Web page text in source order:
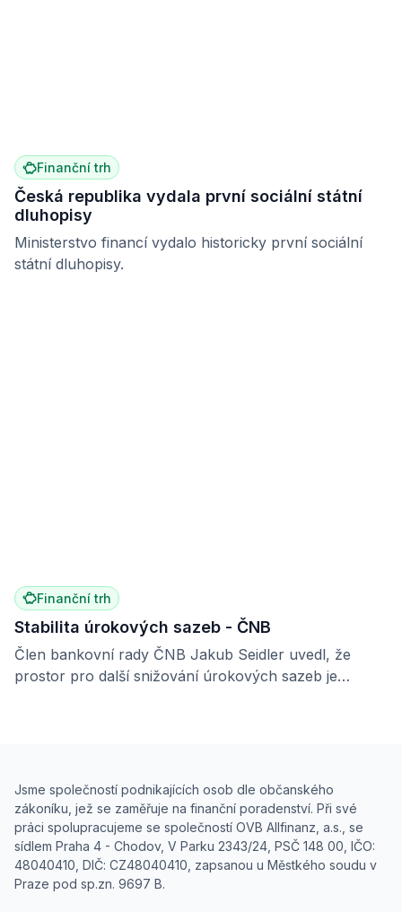
Finanční trh
Česká republika vydala první sociální státní
dluhopisy
Ministerstvo financí vydalo historicky první sociální
státní dluhopisy.
Finanční trh
Stabilita úrokových sazeb - ČNB
Člen bankovní rady ČNB Jakub Seidler uvedl, že
prostor pro další snižování úrokových sazeb je
Jsme společností podnikajících osob dle občanského
zákoníku, jež se zaměřuje na finanční poradenství. Při své
práci spolupracujeme se společností OVB Allfinanz, a.s., se
sídlem Praha 4 - Chodov, V Parku 2343/24, PSČ 148 00, IČO:
48040410, DIČ: CZ48040410, zapsanou u Městkého soudu v
Praze pod sp.zn. 9697 B.